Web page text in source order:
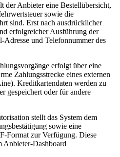
der Anbieter eine Bestellübersicht,
sowie die
sind. Erst nach ausdrücklicher
erfolgreicher Ausführung der
und Telefonnummer des
erfolgt über eine
Zahlungsstrecke eines externen
Kreditkartendaten werden zu
gespeichert oder für andere
stellt das System dem
sowie eine
Format zur Verfügung. Diese
Anbieter-Dashboard